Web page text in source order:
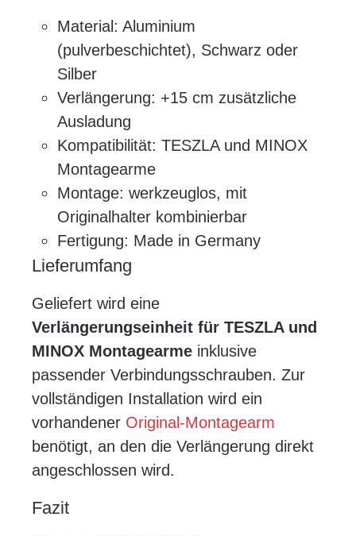
Material: Aluminium
(pulverbeschichtet), Schwarz oder
Silber
Verlängerung: +15 cm zusätzliche
Ausladung
Kompatibilität: TESZLA und MINOX
Montagearme
Montage: werkzeuglos, mit
Originalhalter kombinierbar
Fertigung: Made in Germany
Lieferumfang
Geliefert wird eine
Verlängerungseinheit für TESZLA und
MINOX Montagearme inklusive
passender Verbindungsschrauben. Zur
vollständigen Installation wird ein
vorhandener Original-Montagearm
benötigt, an den die Verlängerung direkt
angeschlossen wird.
Fazit